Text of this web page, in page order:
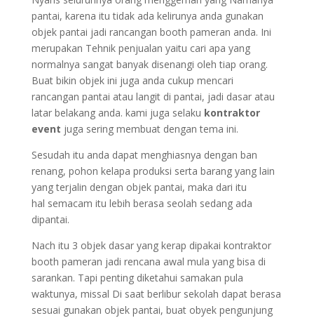
pantai, karena itu tidak ada kelirunya anda gunakan
objek pantai jadi rancangan booth pameran anda. Ini
merupakan Tehnik penjualan yaitu cari apa yang
normalnya sangat banyak disenangi oleh tiap orang.
Buat bikin objek ini juga anda cukup mencari
rancangan pantai atau langit di pantai, jadi dasar atau
latar belakang anda. kami juga selaku kontraktor
event juga sering membuat dengan tema ini.
Sesudah itu anda dapat menghiasnya dengan ban
renang, pohon kelapa produksi serta barang yang lain
yang terjalin dengan objek pantai, maka dari itu
hal semacam itu lebih berasa seolah sedang ada
dipantai.
Nach itu 3 objek dasar yang kerap dipakai kontraktor
booth pameran jadi rencana awal mula yang bisa di
sarankan. Tapi penting diketahui samakan pula
waktunya, missal Di saat berlibur sekolah dapat berasa
sesuai gunakan objek pantai, buat obyek pengunjung